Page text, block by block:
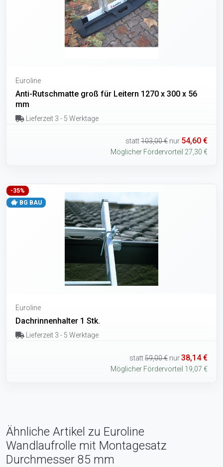
Euroline
Anti-Rutschmatte groß für Leitern 1270 x 300 x 56
mm
Lieferzeit 3 - 5 Werktage
statt103,00 € nur 54,60 €
Möglicher Fördervorteil 27,30 €
-35%
BG BAU
Euroline
Dachrinnenhalter 1 Stk.
Lieferzeit 3 - 5 Werktage
statt59,00 € nur38,14 €
Möglicher Fördervorteil 19,07 €
Ähnliche Artikel zu Euroline
Wandlaufrolle mit Montagesatz
Durchmesser 85 mm